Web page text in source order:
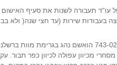
עו"ד תעבורה לשנות את סעיף
בעבודות שירות (עד חצי שנה( ולא
בתיק 743-02-09 הואשם נהג
מכיוון עפולה לכיוון כפר